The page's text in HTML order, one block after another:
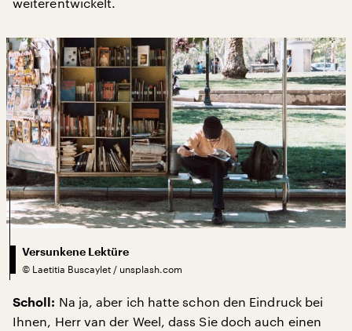
Versunkene Lektüre
© Laetitia Buscaylet / unsplash.com
Scholl: Na ja, aber ich hatte schon den Eindruck bei
Ihnen, Herr van der Weel, dass Sie doch auch einen